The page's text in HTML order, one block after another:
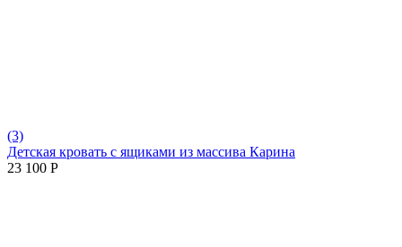
(3)
Детская кровать с ящиками из массива Карина
23 100 Р